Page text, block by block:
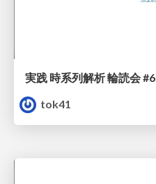
実践 時系列解析 輪読会 #6
tok41